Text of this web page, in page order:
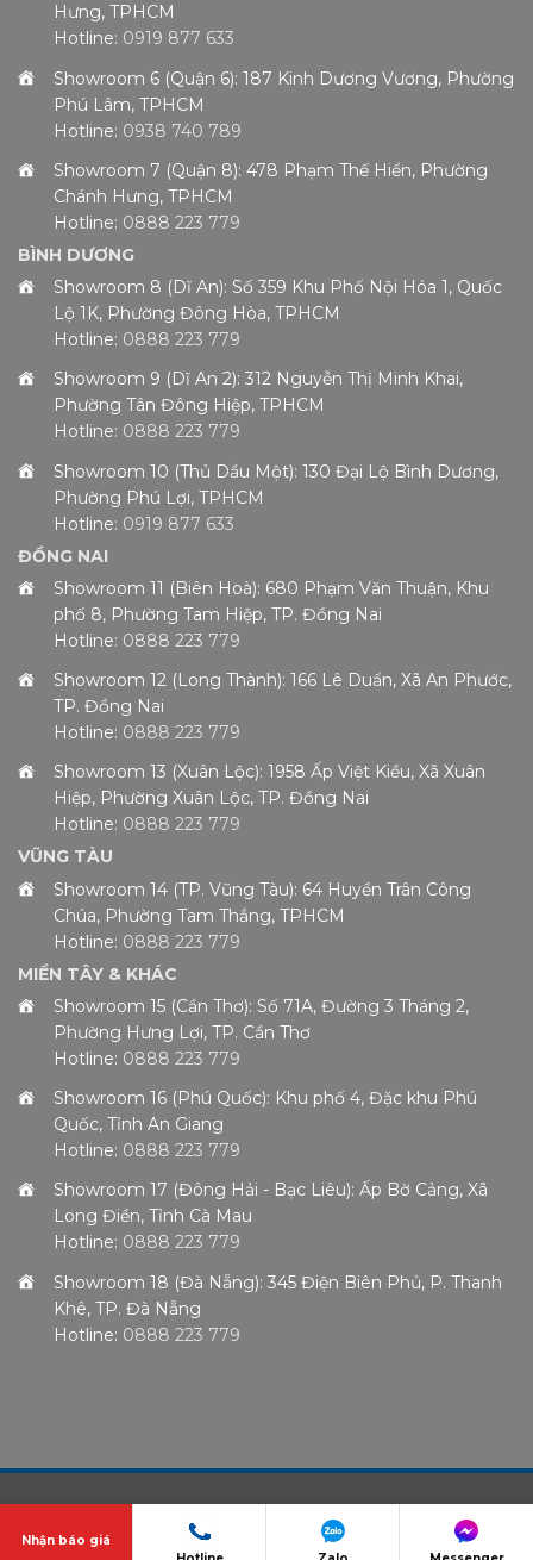
Hưng, TPHCM
Hotline: 0919 877 633
Showroom 6 (Quận 6): 187 Kinh Dương Vương, Phường
Phú Lâm, TPHCM
Hotline: 0938 740 789
Showroom 7 (Quận 8): 478 Phạm Thế Hiển, Phường
Chánh Hưng, TPHCM
Hotline: 0888 223 779
BÌNH DƯƠNG
Showroom 8 (Dĩ An): Số 359 Khu Phố Nội Hóa 1, Quốc
Lộ 1K, Phường Đông Hòa, TPHCM
Hotline: 0888 223 779
Showroom 9 (Dĩ An 2): 312 Nguyễn Thị Minh Khai,
Phường Tân Đông Hiệp, TPHCM
Hotline: 0888 223 779
Showroom 10 (Thủ Dầu Một): 130 Đại Lộ Bình Dương,
Phường Phú Lợi, TPHCM
Hotline: 0919 877 633
ĐỒNG NAI
Showroom 11 (Biên Hoà): 680 Phạm Văn Thuận, Khu
phố 8, Phường Tam Hiệp, TP. Đồng Nai
Hotline: 0888 223 779
Showroom 12 (Long Thành): 166 Lê Duẩn, Xã An Phước,
TP. Đồng Nai
Hotline: 0888 223 779
Showroom 13 (Xuân Lộc): 1958 Ấp Việt Kiều, Xã Xuân
Hiệp, Phường Xuân Lộc, TP. Đồng Nai
Hotline: 0888 223 779
VŨNG TÀU
Showroom 14 (TP. Vũng Tàu): 64 Huyền Trân Công
Chúa, Phường Tam Thắng, TPHCM
Hotline: 0888 223 779
MIỀN TÂY & KHÁC
Showroom 15 (Cần Thơ): Số 71A, Đường 3 Tháng 2,
Phường Hưng Lợi, TP. Cần Thơ
Hotline: 0888 223 779
Showroom 16 (Phú Quốc): Khu phố 4, Đặc khu Phú
Quốc, Tỉnh An Giang
Hotline: 0888 223 779
Showroom 17 (Đông Hải - Bạc Liêu): Ấp Bờ Cảng, Xã
Long Điền, Tỉnh Cà Mau
Hotline: 0888 223 779
Showroom 18 (Đà Nẵng): 345 Điện Biên Phủ, P. Thanh
Khê, TP. Đà Nẵng
Hotline: 0888 223 779
Nhận báo giá
© Thiết kế và lập trình bởi